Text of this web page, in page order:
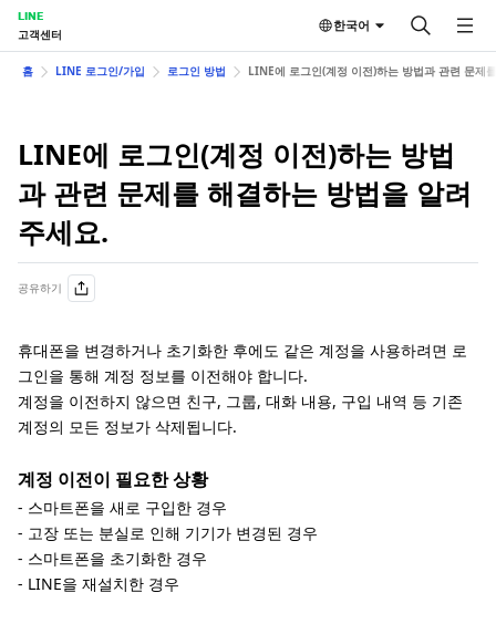
LINE
고객센터
한국어
홈 LINE 로그인/가입 로그인 방법 LINE에 로그인(계정 이전)하는 방법과 관련 문제
LINE에 로그인(계정 이전)하는 방법
과 관련 문제를 해결하는 방법을 알려
주세요.
공유하기
휴대폰을 변경하거나 초기화한 후에도 같은 계정을 사용하려면 로
그인을 통해 계정 정보를 이전해야 합니다.
계정을 이전하지 않으면 친구, 그룹, 대화 내용, 구입 내역 등 기존
계정의 모든 정보가 삭제됩니다.
계정 이전이 필요한 상황
- 스마트폰을 새로 구입한 경우
- 고장 또는 분실로 인해 기기가 변경된 경우
- 스마트폰을 초기화한 경우
- LINE을 재설치한 경우